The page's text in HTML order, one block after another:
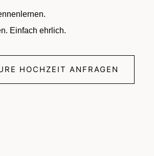
Einfach ehrlich.
HOCHZEIT ANFRAGEN